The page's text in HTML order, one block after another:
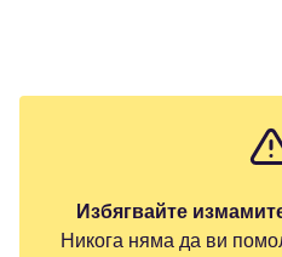
Избягвайте
Никога няма да ви